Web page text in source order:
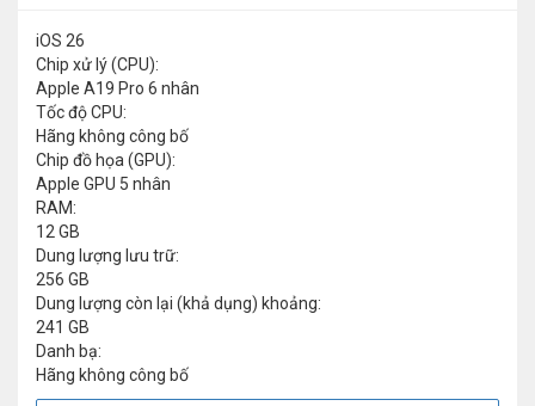
iOS 26
Chip xử lý (CPU):
Apple A19 Pro 6 nhân
Tốc độ CPU:
Hãng không công bố
Chip đồ họa (GPU):
Apple GPU 5 nhân
RAM:
12 GB
Dung lượng lưu trữ:
256 GB
Dung lượng còn lại (khả dụng) khoảng:
241 GB
Danh bạ:
Hãng không công bố